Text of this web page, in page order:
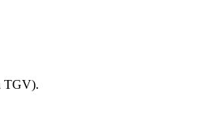
TGV).